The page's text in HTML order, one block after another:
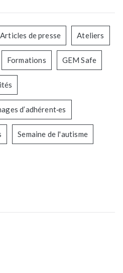
Articles de presse Ateliers
Formations GEM Safe
d’adhérent·es
Semaine de l'autisme